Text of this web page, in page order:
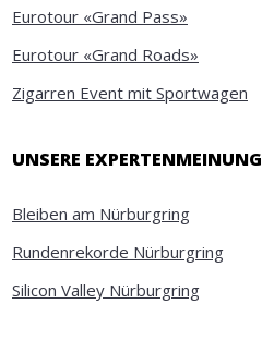
Eurotour «Grand Pass»
Eurotour «Grand Roads»
Zigarren Event mit Sportwagen
UNSERE EXPERTENMEINUNG
Bleiben am Nürburgring
Rundenrekorde Nürburgring
Silicon Valley Nürburgring